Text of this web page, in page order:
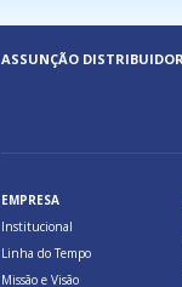
ASSUNÇÃO
EMPRESA
Institucional
Linha do Tempo
Missão e Visão